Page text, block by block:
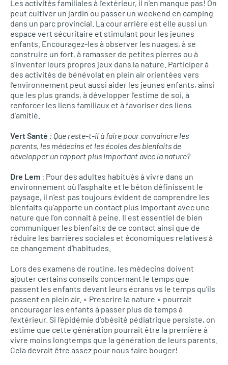
Les activités familiales à l’extérieur, il n’en manque pas! On
peut cultiver un jardin ou passer un weekend en camping
dans un parc provincial. La cour arrière est elle aussi un
espace vert sécuritaire et stimulant pour les jeunes
enfants. Encouragez-les à observer les nuages, à se
construire un fort, à ramasser de petites pierres ou à
s’inventer leurs propres jeux dans la nature. Participer à
des activités de bénévolat en plein air orientées vers
l’environnement peut aussi aider les jeunes enfants, ainsi
que les plus grands, à développer l’estime de soi, à
renforcer les liens familiaux et à favoriser des liens
d’amitié.
Vert Santé : Que reste-t-il à faire pour convaincre les
parents, les médecins et les écoles des bienfaits de
développer un rapport plus important avec la nature?
Dre Lem : Pour des adultes habitués à vivre dans un
environnement où l’asphalte et le béton définissent le
paysage, il n’est pas toujours évident de comprendre les
bienfaits qu’apporte un contact plus important avec une
nature que l’on connait à peine. Il est essentiel de bien
communiquer les bienfaits de ce contact ainsi que de
réduire les barrières sociales et économiques relatives à
ce changement d’habitudes.
Lors des examens de routine, les médecins doivent
ajouter certains conseils concernant le temps que
passent les enfants devant leurs écrans vs le temps qu’ils
passent en plein air. « Prescrire la nature » pourrait
encourager les enfants à passer plus de temps à
l’extérieur. Si l’épidémie d’obésité pédiatrique persiste, on
estime que cette génération pourrait être la première à
vivre moins longtemps que la génération de leurs parents.
Cela devrait être assez pour nous faire bouger!